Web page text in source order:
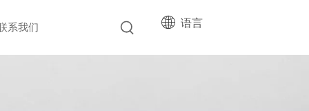
系我们 语言